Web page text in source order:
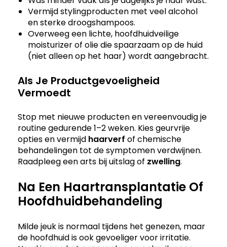
Vermijd stylingproducten met veel alcohol
en sterke droogshampoos.
Overweeg een lichte, hoofdhuidveilige
moisturizer of olie die spaarzaam op de huid
(niet alleen op het haar) wordt aangebracht.
Als Je Productgevoeligheid
Vermoedt
Stop met nieuwe producten en vereenvoudig je
routine gedurende 1–2 weken. Kies geurvrije
opties en vermijd haarverf of chemische
behandelingen tot de symptomen verdwijnen.
Raadpleeg een arts bij uitslag of zwelling.
Na Een Haartransplantatie Of
Hoofdhuidbehandeling
Milde jeuk is normaal tijdens het genezen, maar
de hoofdhuid is ook gevoeliger voor irritatie.